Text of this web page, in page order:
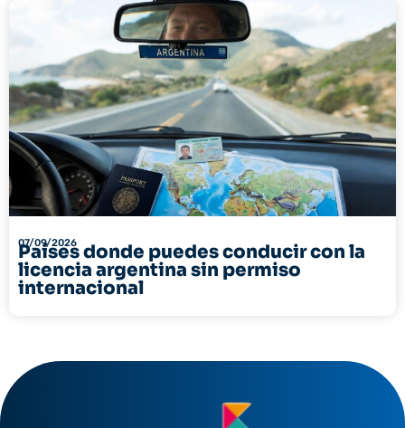
07/09/2026
Países donde puedes conducir con la
licencia argentina sin permiso
internacional